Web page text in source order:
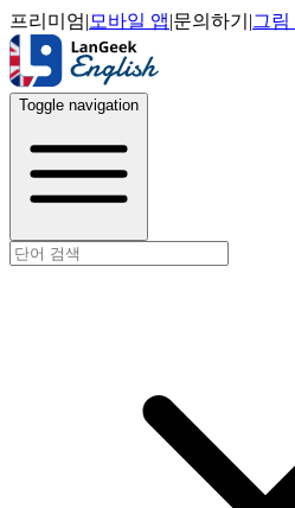
프리미엄| 모바일 앱|문의하기 |그림
Toggle navigation